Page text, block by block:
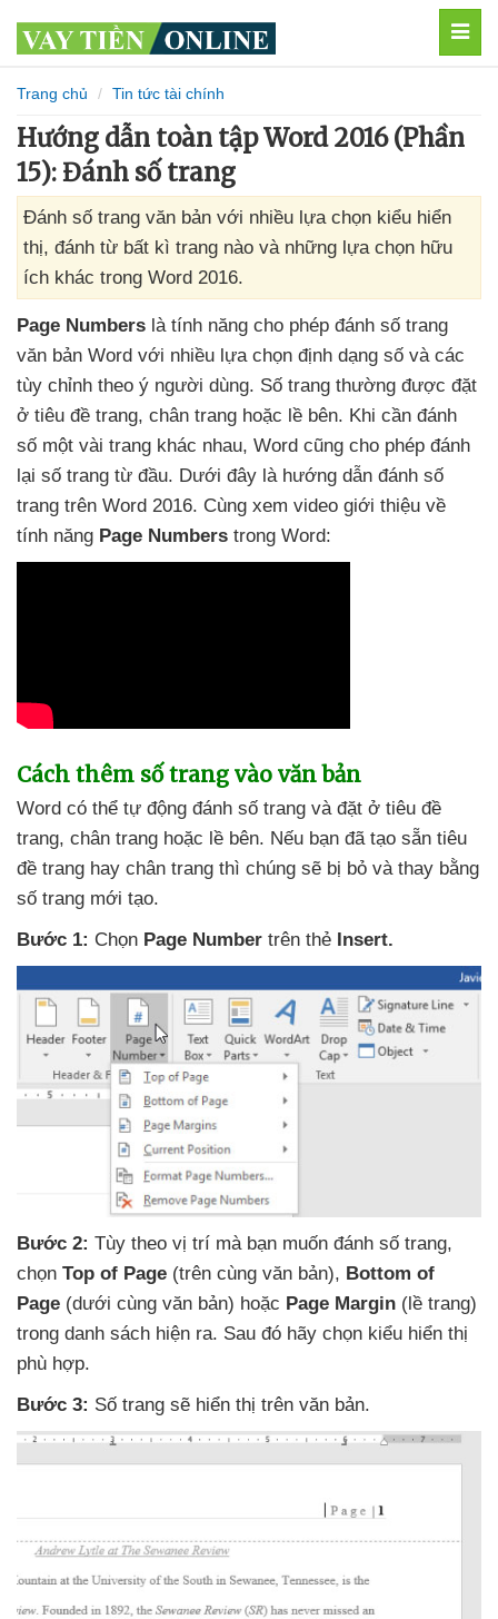
Trang chủ Tin tức tài chính
Hướng dẫn toàn tập Word 2016 (Phần
15): Đánh số trang
Đánh số trang văn bản với nhiều lựa chọn kiểu hiển
thị, đánh từ bất kì trang nào và những lựa chọn hữu
ích khác trong Word 2016.
Page Numbers là tính năng cho phép đánh số trang
văn bản Word với nhiều lựa chọn định dạng số và các
tùy chỉnh theo ý người dùng. Số trang thường được đặt
ở tiêu đề trang, chân trang hoặc lề bên. Khi cần đánh
số một vài trang khác nhau, Word cũng cho phép đánh
lại số trang từ đầu. Dưới đây là hướng dẫn đánh số
trang trên Word 2016. Cùng xem video giới thiệu về
tính năng Page Numbers trong Word:
Cách thêm số trang vào văn bản
Word có thể tự động đánh số trang và đặt ở tiêu đề
trang, chân trang hoặc lề bên. Nếu bạn đã tạo sẵn tiêu
đề trang hay chân trang thì chúng sẽ bị bỏ và thay bằng
số trang mới tạo.
Bước 1: Chọn Page Number trên thẻ Insert.
Bước 2: Tùy theo vị trí mà bạn muốn đánh số trang,
chọn Top of Page (trên cùng văn bản), Bottom of
Page (dưới cùng văn bản) hoặc Page Margin (lề trang)
trong danh sách hiện ra. Sau đó hãy chọn kiểu hiển thị
phù hợp.
Bước 3: Số trang sẽ hiển thị trên văn bản.